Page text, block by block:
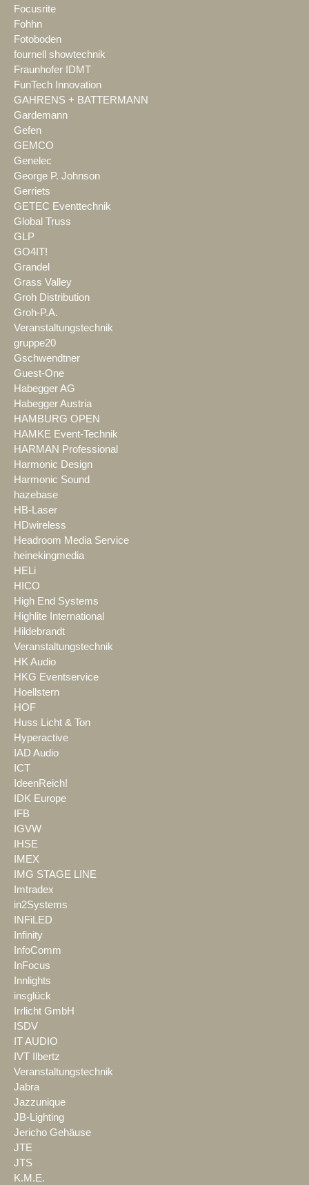
Focusrite
Fohhn
Fotoboden
fournell showtechnik
Fraunhofer IDMT
FunTech Innovation
GAHRENS + BATTERMANN
Gardemann
Gefen
GEMCO
Genelec
George P. Johnson
Gerriets
GETEC Eventtechnik
Global Truss
GLP
GO4IT!
Grandel
Grass Valley
Groh Distribution
Groh-P.A.
Veranstaltungstechnik
gruppe20
Gschwendtner
Guest-One
Habegger AG
Habegger Austria
HAMBURG OPEN
HAMKE Event-Technik
HARMAN Professional
Harmonic Design
Harmonic Sound
hazebase
HB-Laser
HDwireless
Headroom Media Service
heinekingmedia
HELi
HICO
High End Systems
Highlite International
Hildebrandt
Veranstaltungstechnik
HK Audio
HKG Eventservice
Hoellstern
HOF
Huss Licht & Ton
Hyperactive
IAD Audio
ICT
IdeenReich!
IDK Europe
IFB
IGVW
IHSE
IMEX
IMG STAGE LINE
Imtradex
in2Systems
INFiLED
Infinity
InfoComm
InFocus
Innlights
insglück
Irrlicht GmbH
ISDV
IT AUDIO
IVT Ilbertz
Veranstaltungstechnik
Jabra
Jazzunique
JB-Lighting
Jericho Gehäuse
JTE
JTS
K.M.E.